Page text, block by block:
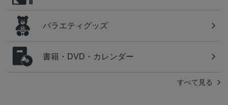
バラエティグッズ
書籍・DVD・カレンダー
すべて見る